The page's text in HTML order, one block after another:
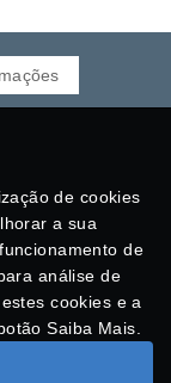
de cookies
a sua
de
análise de
cookies e a
Saiba Mais.